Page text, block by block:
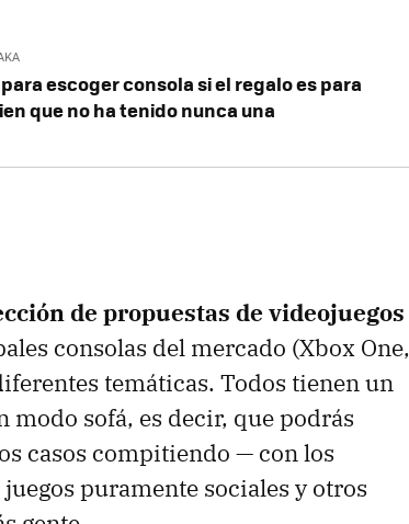
para escoger consola si el regalo es para
que no ha tenido nunca una
de propuestas de videojuegos
consolas del mercado (Xbox One,
temáticas. Todos tienen un
sofá, es decir, que podrás
casos compitiendo — con los
puramente sociales y otros